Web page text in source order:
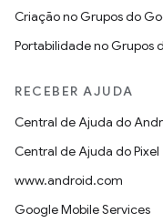
Criação no Grupos do
Portabilidade no Grupos
RECEBER AJUDA
Central de Ajuda do
Central de Ajuda do Pixel
www.android.com
Google Mobile Services